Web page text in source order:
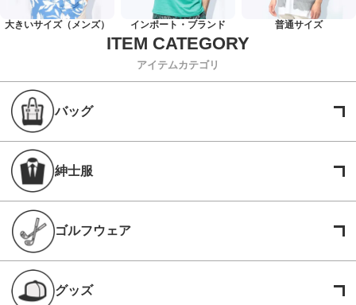
大きいサイズ（メンズ） インポート・ブランド 普通サイズ
アイテムカテゴリ
バッグ
紳士服
ゴルフウェア
グッズ